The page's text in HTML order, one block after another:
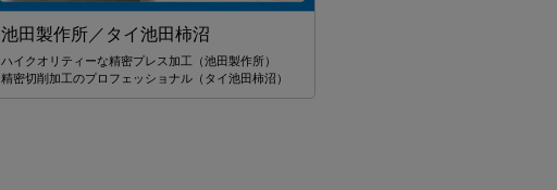
池田製作所／タイ池田柿沼
ハイクオリティーな精密プレス加工（池田製作所）
精密切削加工のプロフェッショナル（タイ池田柿沼）